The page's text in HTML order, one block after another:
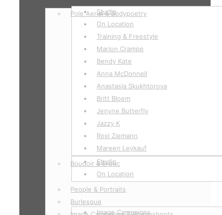
Pole Aerial & Bodypoetry
Studio
On Location
Training & Freestyle
Marion Crampe
Bendy Kate
Anna McDonnell
Anastasia Skukhtorova
Britt Bloem
Jenyne Butterfly
Jazzy K
Roxi Ziemann
Mareen Leykauf
Boudoir & Erotic
Studio
On Location
People & Portraits
Burlesque
Image Campaigns